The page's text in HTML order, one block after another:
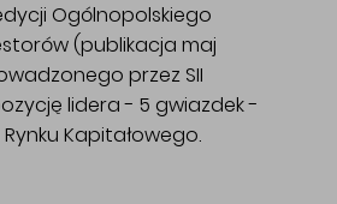
Ogólnopolskiego
(publikacja maj
przez SII
lidera - 5 gwiazdek -
Kapitałowego.